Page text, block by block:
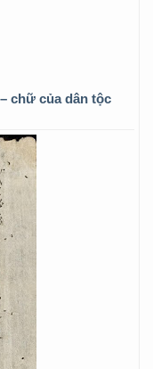
chữ của dân tộc